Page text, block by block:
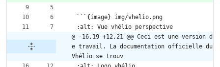
```{image} img/vhelio.png
:alt: Vue vhélio perspective
@ -16,19 +12,21 @@ Ceci est une version d
e travail. La documentation officielle du
Vhélio se trouv